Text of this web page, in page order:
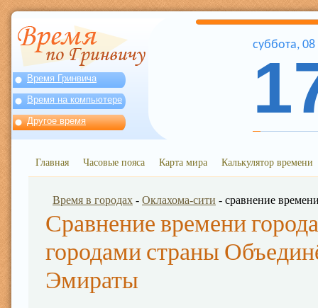
Время Гринвича
Время на компьютере
Другое время
суббота, 08
Главная Часовые пояса Карта мира Калькулятор времени
Время в городах - Оклахома-сити - сравнение
Сравнение времени
городами страны
Эмираты